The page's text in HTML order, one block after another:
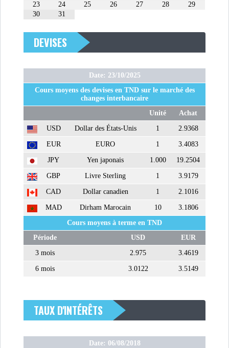
23
24 25 26 27 28
29
30
31
DEVISES
Date: 23/10/2025
Cours moyens des devises en TND sur le marché des
changes interbancaire
Unité
Achat
USD
Dollar des États-Unis 1 2.9368
EUR EURO 1 3.4083
JPY Yen japonais 1.000 19.2504
GBP Livre Sterling 1 3.9179
CAD Dollar canadien 1 2.1016
MAD Dirham Marocain 10
3.1806
Cours moyens à terme en TND
Période
USD
EUR
3 mois
2.975 3.4619
6 mois 3.0122 3.5149
TAUX D'INTÉRÊTS
Date: 06/08/2018